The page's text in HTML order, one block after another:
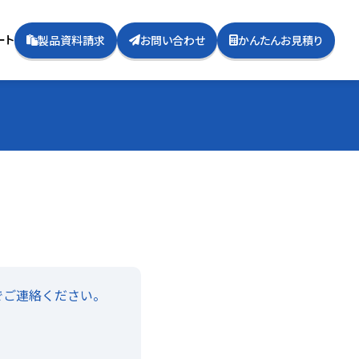
ト 製品資料請求 お問い合わせ かんたんお見積り
連絡ください。